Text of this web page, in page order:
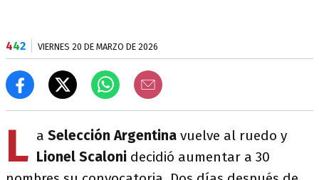
442 VIERNES 20 DE MARZO DE 2026
L a Selección Argentina vuelve al ruedo y
Lionel Scaloni decidió aumentar a 30